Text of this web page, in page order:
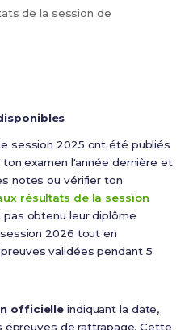
de la session de
session 2025 ont été publiés
examen l'année dernière et
notes ou vérifier ton
résultats de la session
obtenu leur diplôme
2026 tout en
validées pendant 5
officielle indiquant la date,
épreuves de rattrapage. Cette